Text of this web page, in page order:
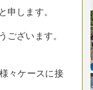
します。
ざいます。
々ケースに接